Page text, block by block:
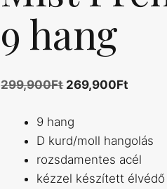
9 hang
299,900Ft Original
was:
299,900Ft.
269,900Ft
9 hang
D kurd/moll hangolás
rozsdamentes acél
kézzel készített élvédő